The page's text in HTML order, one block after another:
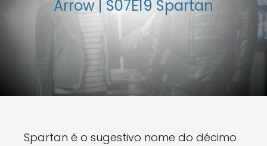
Arrow | S07E19 Spartan
Spartan é o sugestivo nome do décimo